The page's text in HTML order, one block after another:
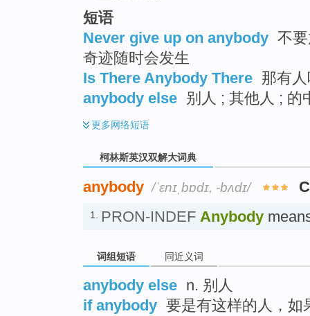
短语
Never give up on anybody 不
奇迹随时会发生
Is There Anybody There 那有
anybody else 别人 ; 其他人 ; 的
更多网络短语
柯林斯英汉双解大词典
anybody /ˈɛnɪˌbɒdɪ, -bʌdɪ/
1. PRON-INDEF Anybody
词组短语 同近义词
anybody else n. 别人
if anybody 要是有这样的人，如